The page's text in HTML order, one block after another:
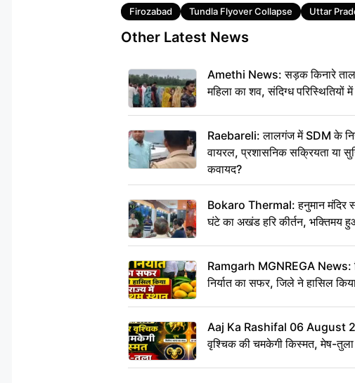
Tags
Firozabad Tundla Flyover Collapse Uttar
Other Latest News
Amethi News: सड़क किनारे
महिला का शव, संदिग्ध
Raebareli: लालगंज में SDM के
वायरल, प्रशासनिक सक्रियता या
कवायद?
Bokaro Thermal: हनुमान मंदिर
घंटे का अखंड हरि कीर्तन, भक्तिमय
Ramgarh MGNREGA News:
निर्यात का सफर, जिले ने हासिल
Aaj Ka Rashifal 06 August
वृश्चिक की चमकेगी किस्मत, मेष-तुला